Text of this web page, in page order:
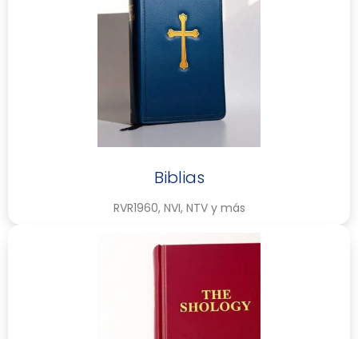
Biblias
RVR1960, NVI, NTV y más